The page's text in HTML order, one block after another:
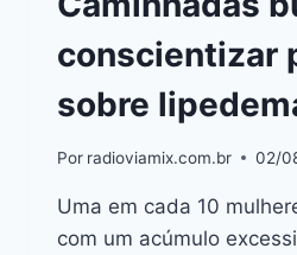
conscientizar
sobre
Por radioviamix.com.br 02/
Uma em cada 10
com um acúmulo